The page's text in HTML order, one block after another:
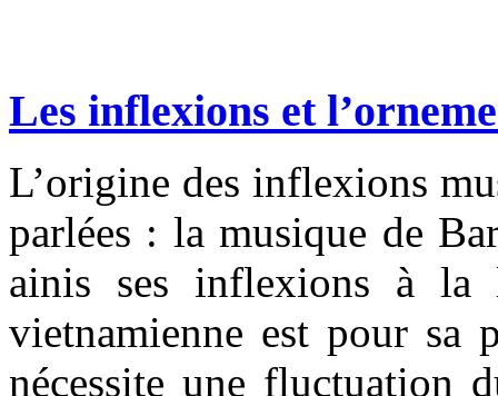
Les inflexions et
L’origine des inflexions
parlées : la musique de
ainis ses inflexions à la
vietnamienne est pour
nécessite une fluctuation